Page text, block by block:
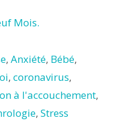
Mois.
,Anxiété, Bébé,
, coronavirus,
à l'accouchement,
, Stress